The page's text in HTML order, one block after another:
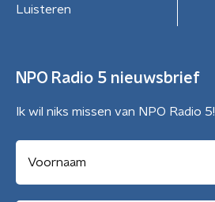
Luisteren
NPO Radio 5 nieuwsbrief
Ik wil niks missen van NPO Radio 5!